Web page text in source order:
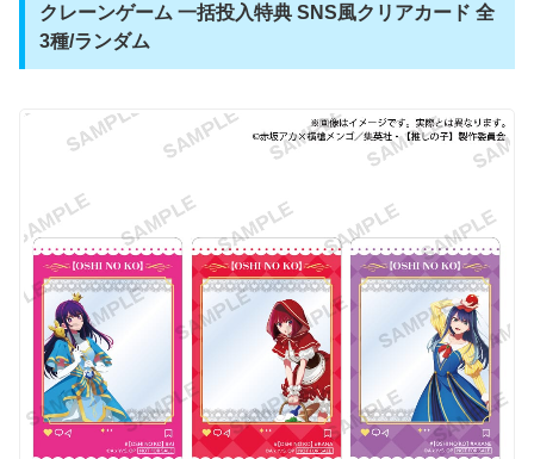
クレーンゲーム 一括投入特典 SNS風クリアカード 全
3種/ランダム